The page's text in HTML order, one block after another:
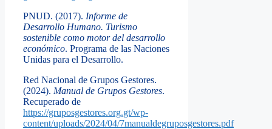
PNUD. (2017). Informe de
Desarrollo Humano. Turismo
sostenible como motor del desarrollo
económico. Programa de las Naciones
Unidas para el Desarrollo.
Red Nacional de Grupos Gestores.
(2024). Manual de Grupos Gestores.
Recuperado de
https://gruposgestores.org.gt/wp-
content/uploads/2024/04/7manualdegruposgestores.pdf